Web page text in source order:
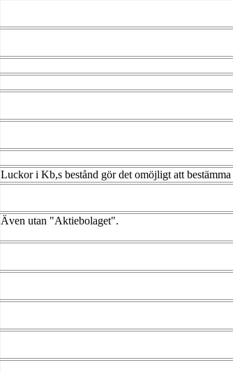
Luckor i Kb,s bestånd gör det omöjligt att bestämma
Även utan "Aktiebolaget".